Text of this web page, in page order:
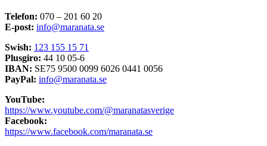
Telefon: 070 – 201 60 20
E-post: info@maranata.se
Swish: 123 155 15 71
Plusgiro: 44 10 05-6
IBAN: SE75 9500 0099 6026 0441 0056
PayPal: info@maranata.se
YouTube:
https://www.youtube.com/@maranatasverige
Facebook:
https://www.facebook.com/maranata.se